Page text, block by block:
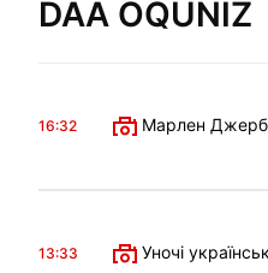
DAA OQUNIZ
16:32 Марлен
13:33 Уночі